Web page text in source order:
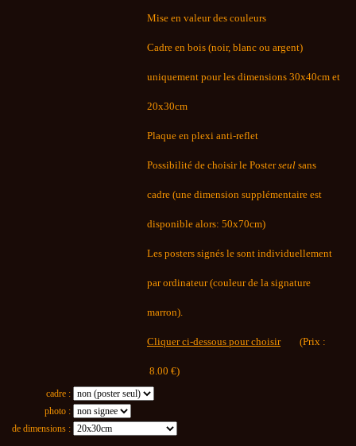
Mise en valeur des couleurs
Cadre en bois (noir, blanc ou argent)
uniquement pour les dimensions 30x40cm et
20x30cm
Plaque en plexi anti-reflet
Possibilité de choisir le Posterseul sans
cadre (une dimension supplémentaire est
disponible alors: 50x70cm)
Les posters signés le sont individuellement
par ordinateur (couleur de la signature
marron).
Cliquer ci-dessous pour choisir(Prix :
8.00 €)
cadre :
photo :
de dimensions :